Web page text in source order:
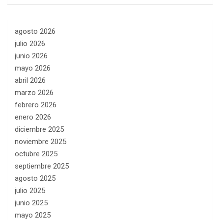
agosto 2026
julio 2026
junio 2026
mayo 2026
abril 2026
marzo 2026
febrero 2026
enero 2026
diciembre 2025
noviembre 2025
octubre 2025
septiembre 2025
agosto 2025
julio 2025
junio 2025
mayo 2025